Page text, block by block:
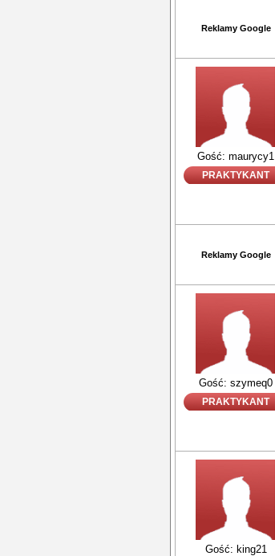
Reklamy Google
Gość: maurycy1
PRAKTYKANT
Reklamy Google
Gość: szymeq0
PRAKTYKANT
Gość: king21